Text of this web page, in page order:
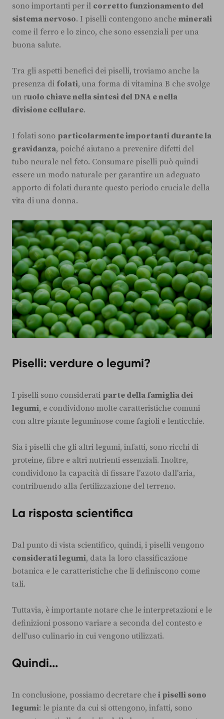
sono importanti per il corretto funzionamento del
sistema nervoso. I piselli contengono anche minerali
come il ferro e lo zinco, che sono essenziali per una
buona salute.
Tra gli aspetti benefici dei piselli, troviamo anche la
presenza di folati, una forma di vitamina B che svolge
un ruolo chiave nella sintesi del DNA e nella
divisione cellulare.
I folati sono particolarmente importanti durante la
gravidanza, poiché aiutano a prevenire difetti del
tubo neurale nel feto. Consumare piselli può quindi
essere un modo naturale per garantire un adeguato
apporto di folati durante questo periodo cruciale della
vita di una donna.
Piselli: verdure o legumi?
I piselli sono considerati parte della famiglia dei
legumi, e condividono molte caratteristiche comuni
con altre piante leguminose come fagioli e lenticchie.
Sia i piselli che gli altri legumi, infatti, sono ricchi di
proteine, fibre e altri nutrienti essenziali. Inoltre,
condividono la capacità di fissare l'azoto dall'aria,
contribuendo alla fertilizzazione del terreno.
La risposta scientifica
Dal punto di vista scientifico, quindi, i piselli vengono
considerati legumi, data la loro classificazione
botanica e le caratteristiche che li definiscono come
tali.
Tuttavia, è importante notare che le interpretazioni e le
definizioni possono variare a seconda del contesto e
dell'uso culinario in cui vengono utilizzati.
Quindi...
In conclusione, possiamo decretare che i piselli sono
legumi: le piante da cui si ottengono, infatti, sono